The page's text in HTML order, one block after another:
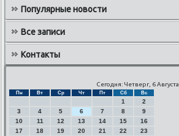
Популярные новости
Все записи
Контакты
Сегодня: Четверг, 6 Августа
Пн Вт Ср Чт Пт Сб Вс
1
2
3
4 5 6 7 8
9
10
11 12 13 14 15
16
17
18 19 20 21 22
23